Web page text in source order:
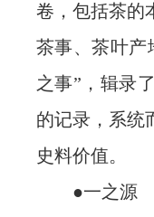
卷，包括茶的
茶事、茶叶产
之事”，辑录
的记录，系统
史料价值。
●一之源